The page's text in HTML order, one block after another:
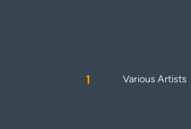
1 Various Artists